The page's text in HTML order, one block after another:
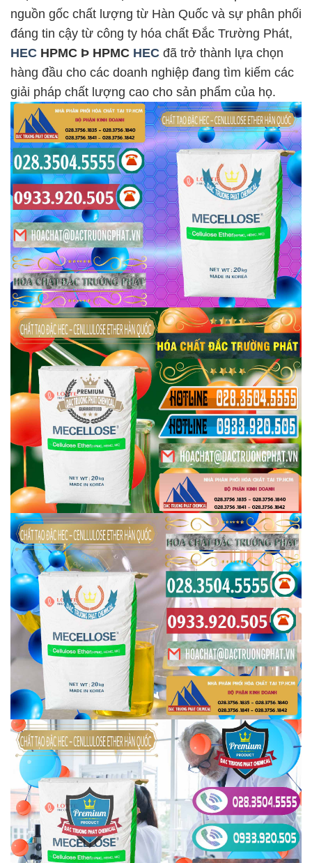
nguồn gốc chất lượng từ Hàn Quốc và sự phân phối
đáng tin cậy từ công ty hóa chất Đắc Trường Phát,
HEC HPMC Þ HPMC HEC đã trở thành lựa chọn
hàng đầu cho các doanh nghiệp đang tìm kiếm các
giải pháp chất lượng cao cho sản phẩm của họ.